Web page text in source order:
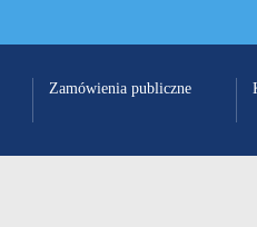
Zamówienia publiczne